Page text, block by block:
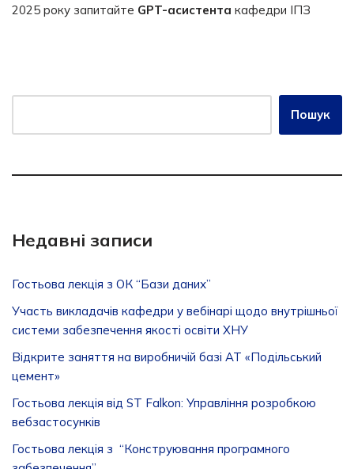
2025 року запитайте GPT-асистента кафедри ІПЗ
Пошук
Недавні записи
Гостьова лекція з ОК “Бази даних”
Участь викладачів кафедри у вебінарі щодо внутрішньої
системи забезпечення якості освіти ХНУ
Відкрите заняття на виробничій базі АТ «Подільський
цемент»
Гостьова лекція від ST Falkon: Управління розробкою
вебзастосунків
Гостьова лекція з “Конструювання програмного